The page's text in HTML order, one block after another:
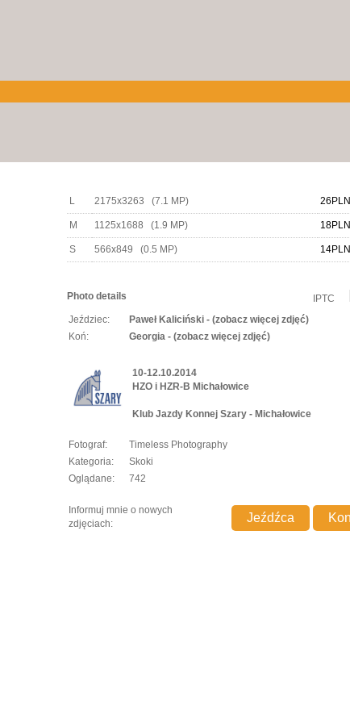
L 2175x3263 (7.1 MP) 26PLN
M 1125x1688 (1.9 MP) 18PLN
S 566x849 (0.5 MP) 14PLN
Photo details
IPTC
Jeździec:
Paweł Kaliciński - (zobacz więcej zdjęć)
Koń:
Georgia - (zobacz więcej zdjęć)
10-12.10.2014
HZO i HZR-B Michałowice
Klub Jazdy Konnej Szary - Michałowice
Fotograf:
Timeless Photography
Kategoria:
Skoki
Oglądane:
742
Informuj mnie o nowych
zdjęciach: